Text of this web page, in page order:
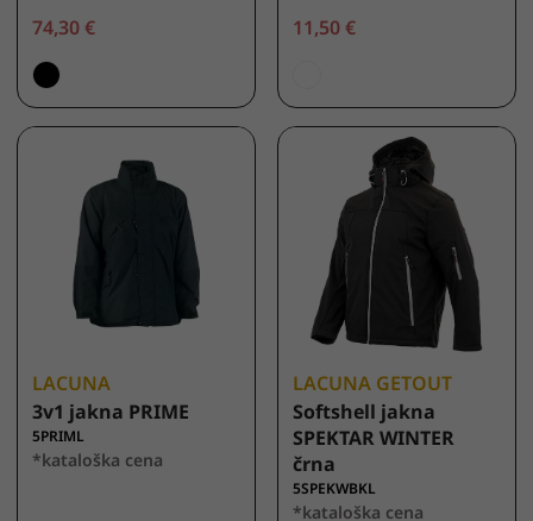
74,30 € 11,50 €
LACUNA
3v1 jakna PRIME
5PRIML
*kataloška cena
LACUNA GETOUT
Softshell jakna
SPEKTAR WINTER
črna
5SPEKWBKL
*kataloška cena